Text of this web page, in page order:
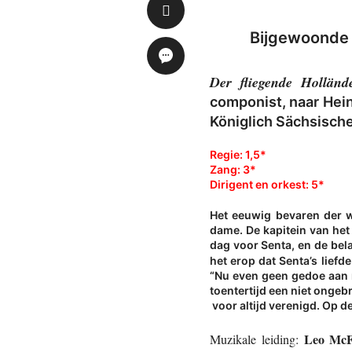
Der fliegende
componist, naar
Königlich
Regie: 1,5*
Zang: 3*
Dirigent en orkest: 5*
Het eeuwig bevaren der
dame. De kapitein van
dag voor Senta, en de
het erop dat Senta’s
“Nu even geen gedoe
toentertijd een niet
voor altijd verenigd. Op
Muzikale leiding: Leo